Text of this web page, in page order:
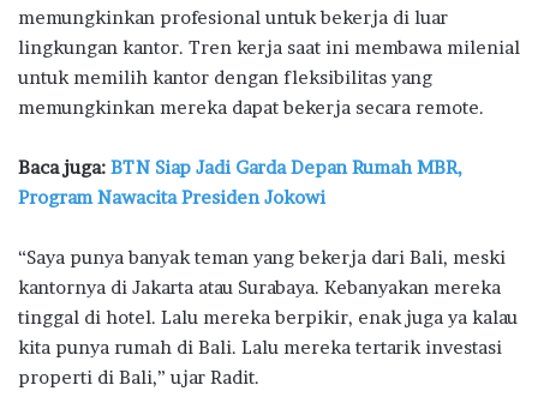
memungkinkan profesional untuk bekerja di luar
lingkungan kantor. Tren kerja saat ini membawa milenial
untuk memilih kantor dengan fleksibilitas yang
memungkinkan mereka dapat bekerja secara remote.
Baca juga: BTN Siap Jadi Garda Depan Rumah MBR,
Program Nawacita Presiden Jokowi
“Saya punya banyak teman yang bekerja dari Bali, meski
kantornya di Jakarta atau Surabaya. Kebanyakan mereka
tinggal di hotel. Lalu mereka berpikir, enak juga ya kalau
kita punya rumah di Bali. Lalu mereka tertarik investasi
properti di Bali,” ujar Radit.